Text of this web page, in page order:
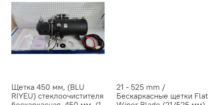
Щетка 450 мм, (BLU
RIYEU) стеклоочистителя
21 - 525 mm /
Бескаркасные щетки Flat